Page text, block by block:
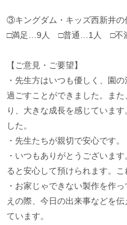
③キングダム・キッズ西新井の
□満足…9人 □普通…1人 □不
【ご意見・ご要望】
・先生方はいつも優しく、園
過ごすことができました。ま
り、大きな成長を感じていま
した。
・先生たちが親切で安心です。
・いつもありがとうございま
ると安心して預けられます。
・お家じゃできない製作を作
えの際、今日の出来事などを
ています。